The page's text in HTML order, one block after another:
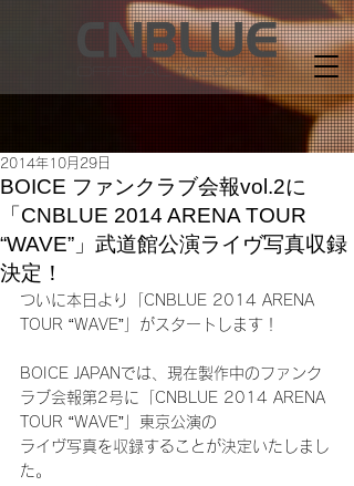
BOICE ファンクラブ会報vol.2に
「CNBLUE 2014 ARENA TOUR
“WAVE”」武道館公演ライヴ写真収録
決定！
2014年10月29日
ついに本日より「CNBLUE 2014 ARENA
TOUR “WAVE”」がスタートします！
BOICE JAPANでは、現在製作中のファンク
ラブ会報第2号に「CNBLUE 2014 ARENA
TOUR “WAVE”」東京公演の
ライヴ写真を収録することが決定いたしまし
た。